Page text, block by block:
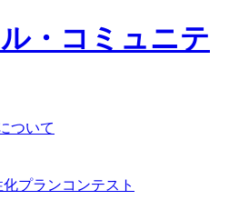
ついて
プランコンテスト